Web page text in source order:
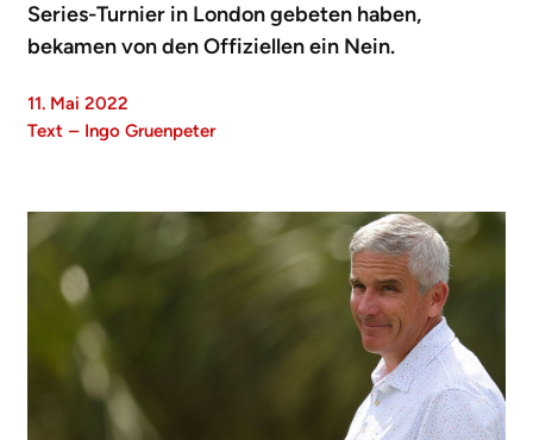
Series-Turnier in London gebeten haben,
bekamen von den Offiziellen ein Nein.
11. Mai 2022
Text – Ingo Gruenpeter